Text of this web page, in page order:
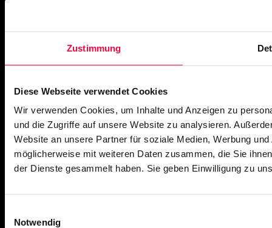
Zustimmung
Diese Webseite verwendet Cookies
Wir verwenden Cookies, um Inhalte und Anzeigen zu
und die Zugriffe auf unsere Website zu analysieren.
Website an unsere Partner für soziale Medien, Werbung
möglicherweise mit weiteren Daten zusammen, die Sie
der Dienste gesammelt haben. Sie geben Einwilligung zu
Notwendig
operational